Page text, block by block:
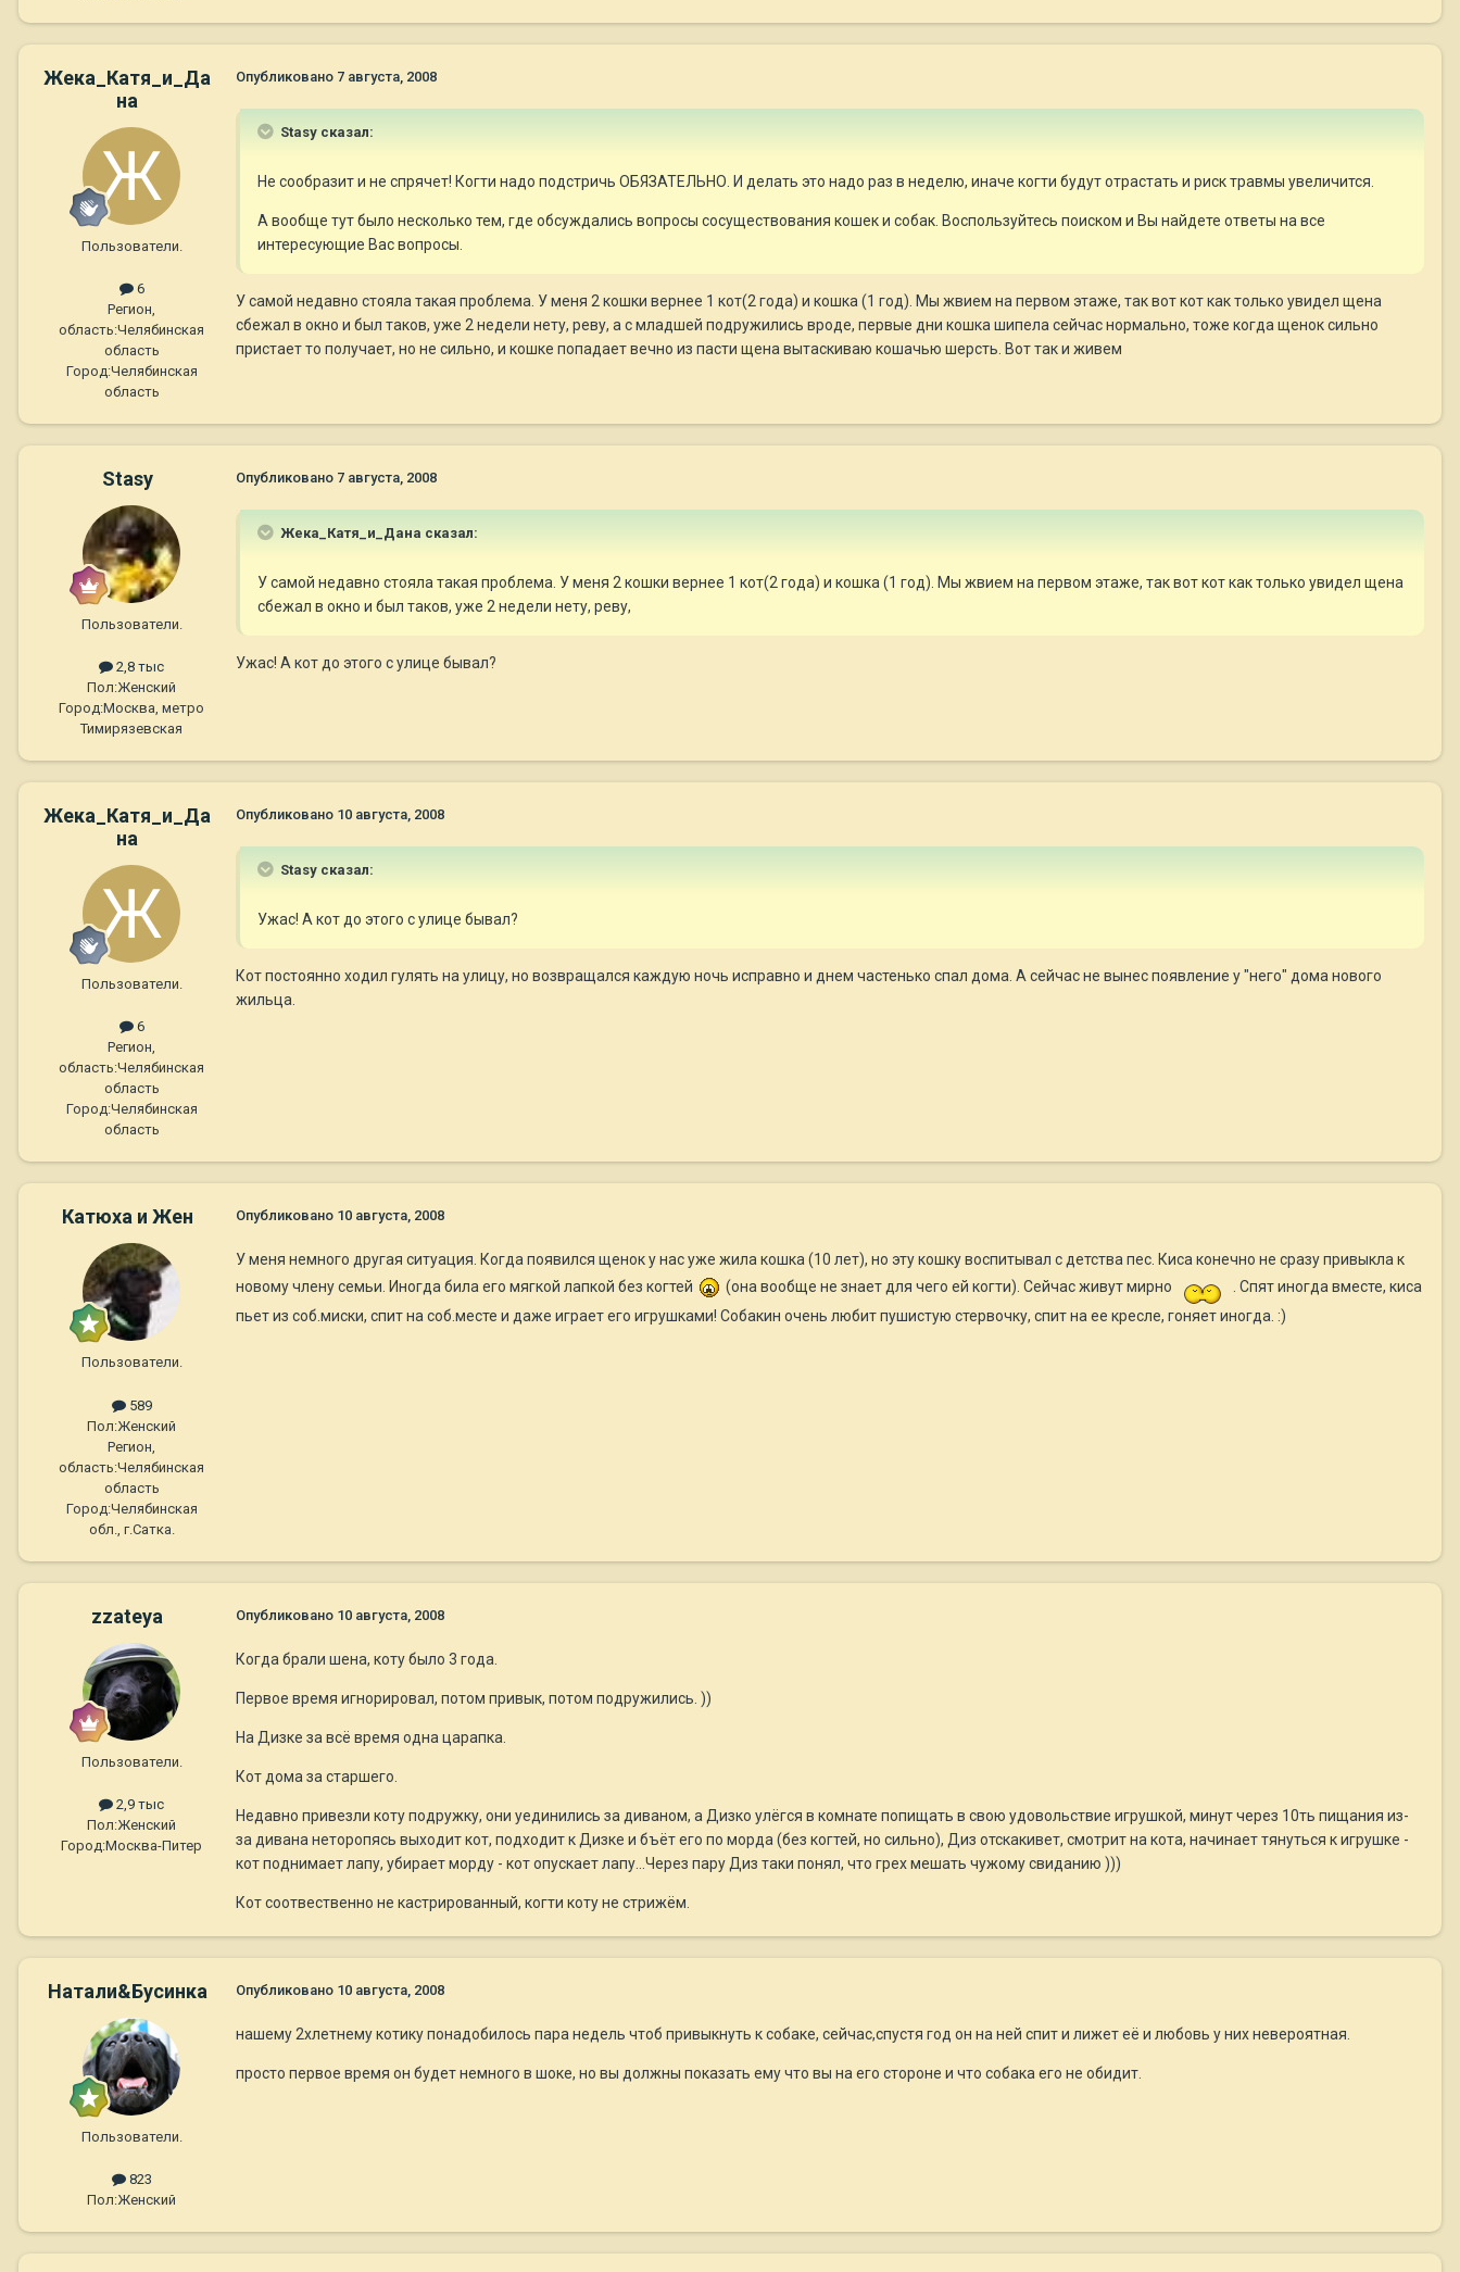
Жека_Катя_и_Да
на
Пользователи.
6
Регион,
область:Челябинская
область
Город:Челябинская
область
Опубликовано 7 августа, 2008
Stasy сказал:
Не сообразит и не спрячет! Когти надо подстричь ОБЯЗАТЕЛЬНО. И делать это надо раз в неделю, иначе когти будут отрастать и риск травмы увеличится.
А вообще тут было несколько тем, где обсуждались вопросы сосуществования кошек и собак. Воспользуйтесь поиском и Вы найдете ответы на все
интересующие Вас вопросы.
У самой недавно стояла такая проблема. У меня 2 кошки вернее 1 кот(2 года) и кошка (1 год). Мы жвием на первом этаже, так вот кот как только увидел щена
сбежал в окно и был таков, уже 2 недели нету, реву, а с младшей подружились вроде, первые дни кошка шипела сейчас нормально, тоже когда щенок сильно
пристает то получает, но не сильно, и кошке попадает вечно из пасти щена вытаскиваю кошачью шерсть. Вот так и живем
Stasy
Пользователи.
2,8 тыс
Пол:Женский
Город:Москва, метро
Тимирязевская
Опубликовано 7 августа, 2008
Жека_Катя_и_Дана сказал:
У самой недавно стояла такая проблема. У меня 2 кошки вернее 1 кот(2 года) и кошка (1 год). Мы жвием на первом этаже, так вот кот как только увидел щена
сбежал в окно и был таков, уже 2 недели нету, реву,
Ужас! А кот до этого с улице бывал?
Жека_Катя_и_Да
на
Пользователи.
6
Регион,
область:Челябинская
область
Город:Челябинская
область
Опубликовано 10 августа, 2008
Stasy сказал:
Ужас! А кот до этого с улице бывал?
Кот постоянно ходил гулять на улицу, но возвращался каждую ночь исправно и днем частенько спал дома. А сейчас не вынес появление у "него" дома нового
жильца.
Катюха и Жен
Пользователи.
589
Пол:Женский
Регион,
область:Челябинская
область
Город:Челябинская
обл., г.Сатка.
Опубликовано 10 августа, 2008
У меня немного другая ситуация. Когда появился щенок у нас уже жила кошка (10 лет), но эту кошку воспитывал с детства пес. Киса конечно не сразу привыкла к
новому члену семьи. Иногда била его мягкой лапкой без когтей
(она вообще не знает для чего ей когти). Сейчас живут мирно
. Спят иногда вместе, киса
пьет из соб.миски, спит на соб.месте и даже играет его игрушками! Собакин очень любит пушистую стервочку, спит на ее кресле, гоняет иногда. :)
zzateya
Пользователи.
2,9 тыс
Пол:Женский
Город:Москва-Питер
Опубликовано 10 августа, 2008
Когда брали шена, коту было 3 года.
Первое время игнорировал, потом привык, потом подружились. ))
На Дизке за всё время одна царапка.
Кот дома за старшего.
Недавно привезли коту подружку, они уединились за диваном, а Дизко улёгся в комнате попищать в свою удовольствие игрушкой, минут через 10ть пищания из-
за дивана неторопясь выходит кот, подходит к Дизке и бъёт его по морда (без когтей, но сильно), Диз отскакивет, смотрит на кота, начинает тянуться к игрушке -
кот поднимает лапу, убирает морду - кот опускает лапу...Через пару Диз таки понял, что грех мешать чужому свиданию )))
Кот соотвественно не кастрированный, когти коту не стрижём.
Натали&Бусинка
Пользователи.
823
Пол:Женский
Опубликовано 10 августа, 2008
нашему 2хлетнему котику понадобилось пара недель чтоб привыкнуть к собаке, сейчас,спустя год он на ней спит и лижет её и любовь у них невероятная.
просто первое время он будет немного в шоке, но вы должны показать ему что вы на его стороне и что собака его не обидит.